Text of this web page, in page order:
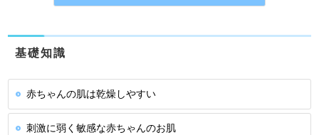
基礎知識
赤ちゃんの肌は乾燥しやすい
刺激に弱く敏感な赤ちゃんのお肌